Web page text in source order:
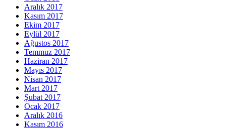
Aralık 2017
Kasım 2017
Ekim 2017
Eylül 2017
Ağustos 2017
Temmuz 2017
Haziran 2017
Mayıs 2017
Nisan 2017
Mart 2017
Şubat 2017
Ocak 2017
Aralık 2016
Kasım 2016